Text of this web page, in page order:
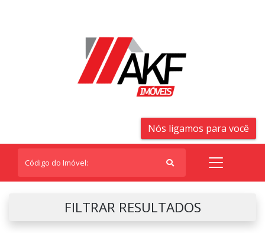
Nós ligamos para você
FILTRAR RESULTADOS